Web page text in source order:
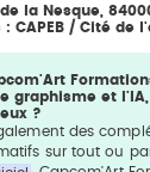
la Nesque,
: CAPEB / Cité de
graphisme et
?
des
sur tout ou